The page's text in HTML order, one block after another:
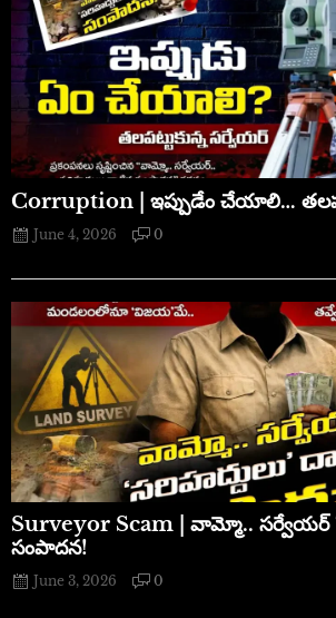
Corruption | ఇప్పుడేం చేయాలి…
June 4, 2026 0
​Surveyor Scam | వామ్మో.. సర్వేయర్
సంపాదన!
June 3, 2026 0